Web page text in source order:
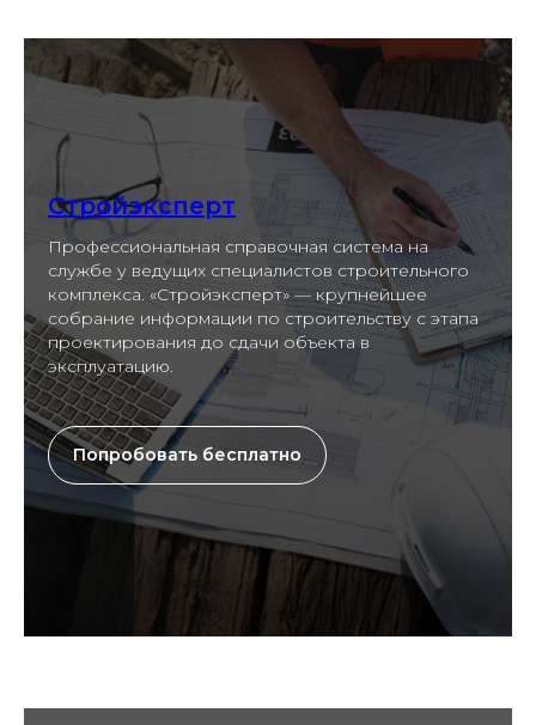
Стройэксперт
Профессиональная справочная система на
службе у ведущих специалистов строительного
комплекса. «Стройэксперт» — крупнейшее
собрание информации по строительству с этапа
проектирования до сдачи объекта в
эксплуатацию.
Попробовать бесплатно